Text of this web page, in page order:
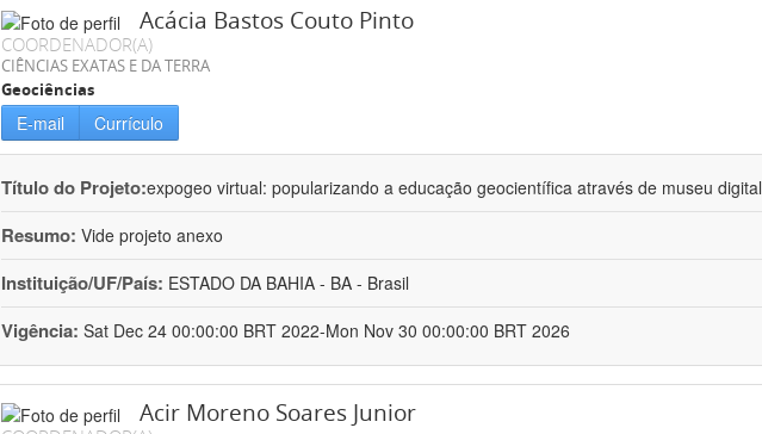
Acácia Bastos Couto Pinto
COORDENADOR(A)
CIÊNCIAS EXATAS E DA TERRA
Geociências
E-mail Currículo
Título do Projeto:expogeo virtual: popularizando a educação geocientífica através de museu digital
Resumo: Vide projeto anexo
Instituição/UF/País: ESTADO DA BAHIA - BA - Brasil
Vigência: Sat Dec 24 00:00:00 BRT 2022-Mon Nov 30 00:00:00 BRT 2026
Acir Moreno Soares Junior